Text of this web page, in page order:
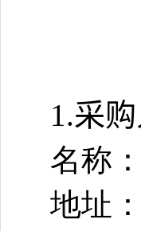
1.采
名称
地址